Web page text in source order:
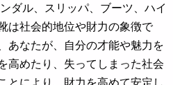
ダル、スリッパ、ブーツ、ハイ
は社会的地位や財力の象徴で
あなたが、自分の才能や魅力を
高めたり、失ってしまった社会